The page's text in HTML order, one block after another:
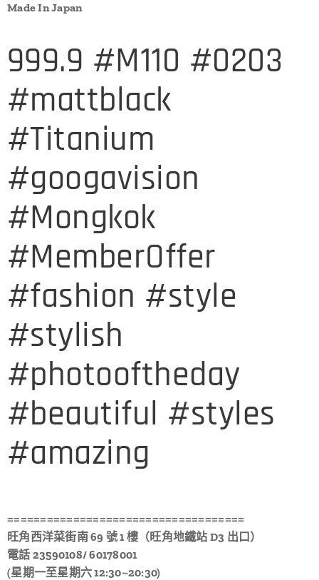
Made In Japan
999.9 #M110 #0203
#mattblack
#Titanium
#googavision
#Mongkok
#MemberOffer
#fashion #style
#stylish
#photooftheday
#beautiful #styles
#amazing
====================================
旺角西洋菜街南 69 號 1 樓（旺角地鐵站 D3 出口）
電話 23590108/ 60178001
(星期一至星期六 12:30~20:30)